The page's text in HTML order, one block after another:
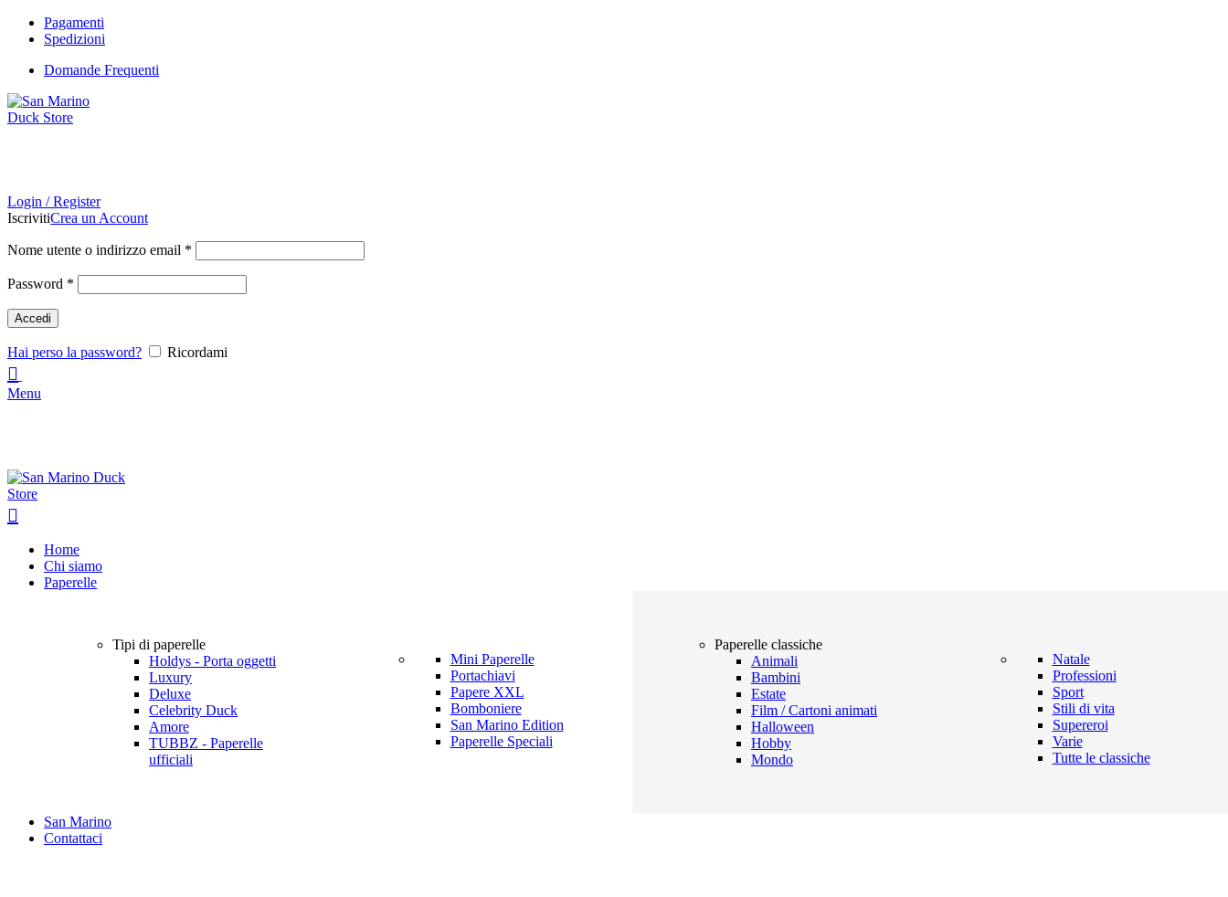
Pagamenti
Spedizioni
Domande Frequenti
Login / Register
IscrivitiCrea un Account
Nome utente o indirizzo email *
Password *
Accedi
Hai perso la password? Ricordami
Menu
Home
Chi siamo
Paperelle
Tipi di paperelle
Holdys - Porta oggetti
Luxury
Deluxe
Celebrity Duck
Amore
TUBBZ - Paperelle
ufficiali
Mini Paperelle
Portachiavi
Papere XXL
Bomboniere
San Marino Edition
Paperelle Speciali
Paperelle classiche
Animali
Bambini
Estate
Film / Cartoni animati
Halloween
Hobby
Mondo
Natale
Professioni
Sport
Stili di vita
Supereroi
Varie
Tutte le classiche
San Marino
Contattaci